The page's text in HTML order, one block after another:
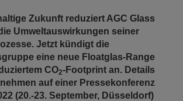
Zukunft reduziert AGC Glass
Umweltauswirkungen seiner
Jetzt kündigt die
eine neue Floatglas-Range
CO2-Footprint an. Details
auf einer Pressekonferenz
(20.-23. September, Düsseldorf)